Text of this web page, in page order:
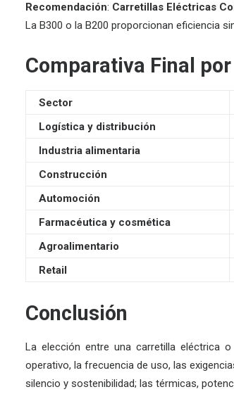
Recomendación: Carretillas Eléctricas
La B300 o la B200 proporcionan eficiencia
Comparativa Final
Sector
Logística y distribución
Industria alimentaria
Construcción
Automoción
Farmacéutica y cosmética
Agroalimentario
Retail
Conclusión
La elección entre una carretilla eléctrica
operativo, la frecuencia de uso, las
silencio y sostenibilidad; las térmicas,